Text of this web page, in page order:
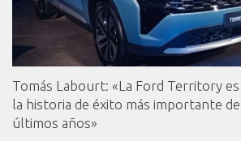
Tomás Labourt: «La Ford Territory
la historia de éxito más importante
últimos años»